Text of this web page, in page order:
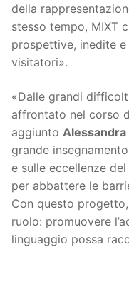
della
stesso tempo, MIXT
prospettive, inedite
visitatori».
«Dalle grandi
affrontato nel corso
aggiunto
grande
e sulle eccellenze
per abbattere le
Con questo
ruolo: promuovere
linguaggio possa